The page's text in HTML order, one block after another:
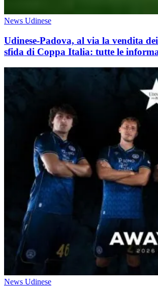
News Udinese
Udinese-Padova, al via la vendita
sfida di Coppa Italia: tutte le
News Udinese